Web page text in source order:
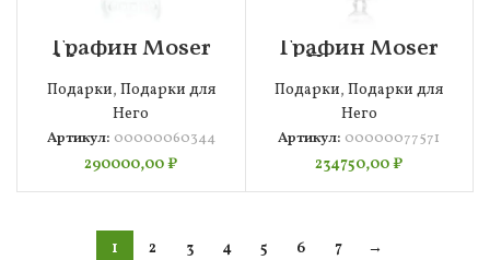
Графин Moser
Махарани 1 л,
00000060344
Подарки, Подарки для
Него
Артикул: 00000060344
290000,00₽
Графин Moser
Паула 1 л,
00000077571
Подарки,Подарки для
Него
Артикул: 00000077571
234750,00₽
1 2 3 4 5 6 7 →